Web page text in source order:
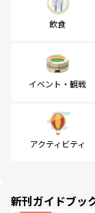
飲食
イベント・観戦
アクティビティ
新刊ガイドブッ